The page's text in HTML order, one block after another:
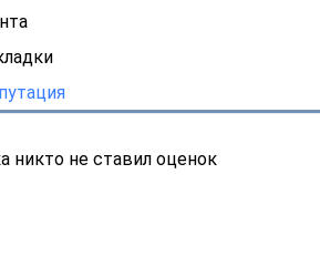
никто не ставил оценок